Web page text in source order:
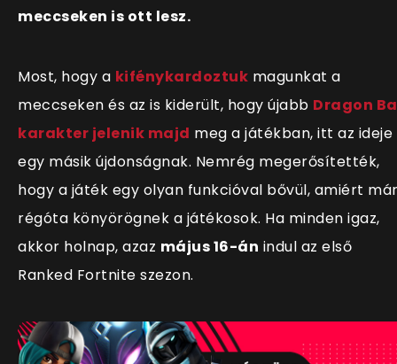
meccseken is ott lesz.
Most, hogy a kifénykardoztuk magunkat a
meccseken és az is kiderült, hogy újabb Dragon
karakter jelenik majd meg a játékban, itt az ideje
egy másik újdonságnak. Nemrég megerősítették,
hogy a játék egy olyan funkcióval bővül, amiért
régóta könyörögnek a játékosok. Ha minden igaz,
akkor holnap, azaz május 16-án indul az első
Ranked Fortnite szezon.